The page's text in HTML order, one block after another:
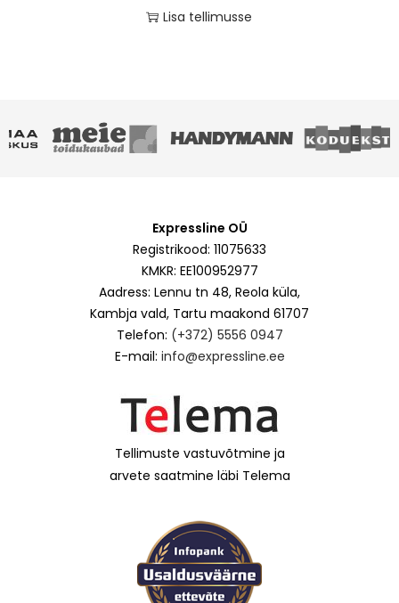
Lisa tellimusse
Expressline OÜ
Registrikood: 11075633
KMKR: EE100952977
Aadress: Lennu tn 48, Reola küla,
Kambja vald, Tartu maakond 61707
Telefon: (+372) 5556 0947
E-mail: info@expressline.ee
Tellimuste vastuvõtmine ja
arvete saatmine läbi Telema